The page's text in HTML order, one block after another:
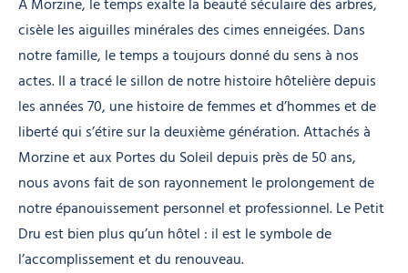
A Morzine, le temps exalte la beauté séculaire des arbres,
cisèle les aiguilles minérales des cimes enneigées. Dans
notre famille, le temps a toujours donné du sens à nos
actes. Il a tracé le sillon de notre histoire hôtelière depuis
les années 70, une histoire de femmes et d’hommes et de
liberté qui s’étire sur la deuxième génération. Attachés à
Morzine et aux Portes du Soleil depuis près de 50 ans,
nous avons fait de son rayonnement le prolongement de
notre épanouissement personnel et professionnel. Le Petit
Dru est bien plus qu’un hôtel : il est le symbole de
l’accomplissement et du renouveau.